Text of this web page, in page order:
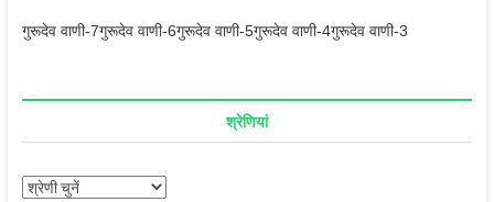
गुरूदेव वाणी-7गुरूदेव वाणी-6गुरूदेव वाणी-5गुरूदेव वाणी-4गुरूदेव वाणी-3
श्रेणियां
श्रेणियां